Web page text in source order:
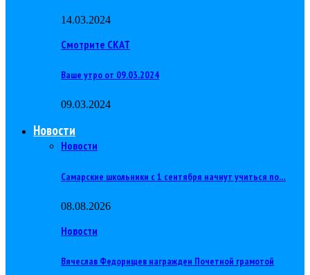
14.03.2024
Смотрите СКАТ
Ваше утро от 09.03.2024
09.03.2024
Новости
Новости
Самарские школьники с 1 сентября начнут учиться по…
08.08.2026
Новости
Вячеслав Федорищев награжден Почетной грамотой